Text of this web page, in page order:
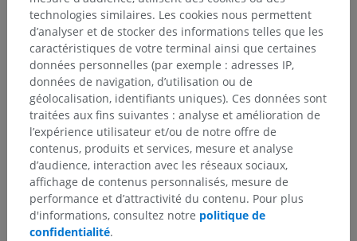
technologies similaires. Les cookies nous permettent
d’analyser et de stocker des informations telles que les
caractéristiques de votre terminal ainsi que certaines
données personnelles (par exemple : adresses IP,
données de navigation, d’utilisation ou de
géolocalisation, identifiants uniques). Ces données sont
traitées aux fins suivantes : analyse et amélioration de
l’expérience utilisateur et/ou de notre offre de
contenus, produits et services, mesure et analyse
d’audience, interaction avec les réseaux sociaux,
affichage de contenus personnalisés, mesure de
performance et d’attractivité du contenu. Pour plus
d'informations, consultez notre politique de
confidentialité.